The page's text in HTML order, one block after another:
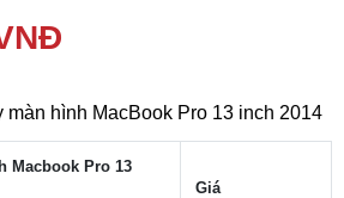
màn hình MacBook Pro 13 inch 2014
Macbook Pro 13
Giá